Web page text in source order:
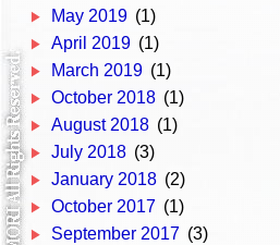
May 2019 (1)
April 2019 (1)
March 2019 (1)
October 2018 (1)
August 2018 (1)
July 2018 (3)
January 2018 (2)
October 2017 (1)
September 2017 (3)